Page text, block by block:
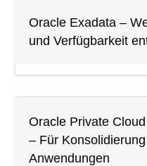
Oracle Exadata –
und Verfügbarkeit
Oracle Private
– Für
Anwendungen